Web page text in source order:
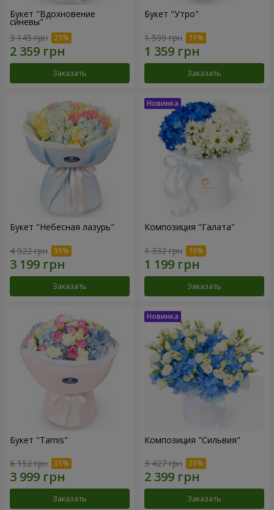
Букет "Вдохновение
синевы"
3 145 грн
Заказать
Букет "Утро"
1 599 грн
Заказать
Букет "Небесная лазурь"
4 922 грн
Заказать
Композиция "Галата"
1 332 грн
Заказать
Букет "Tarnis"
6 152 грн
Заказать
Композиция "Сильвия"
3 427 грн
Заказать